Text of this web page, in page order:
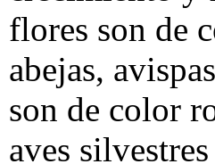
flores son de
abejas,
son de color
aves